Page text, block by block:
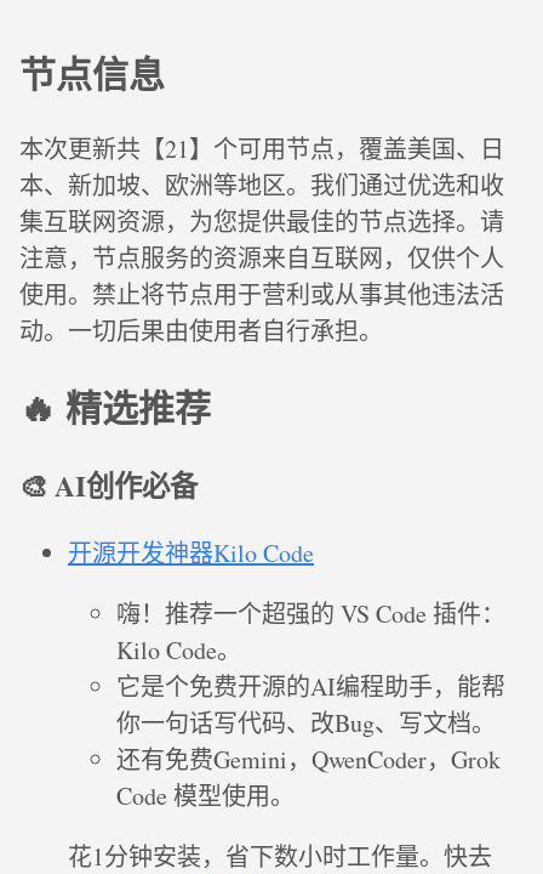
节点信息
本次更新共【21】个可用节点，覆盖美国、日
本、新加坡、欧洲等地区。我们通过优选和收
集互联网资源，为您提供最佳的节点选择。请
注意，节点服务的资源来自互联网，仅供个人
使用。禁止将节点用于营利或从事其他违法活
动。一切后果由使用者自行承担。
🔥 精选推荐
🎨 AI创作必备
开源开发神器Kilo Code
嗨！推荐一个超强的 VS Code 插件：
Kilo Code。
它是个免费开源的AI编程助手，能帮
你一句话写代码、改Bug、写文档。
还有免费Gemini，QwenCoder，Grok
Code 模型使用。
花1分钟安装，省下数小时工作量。快去